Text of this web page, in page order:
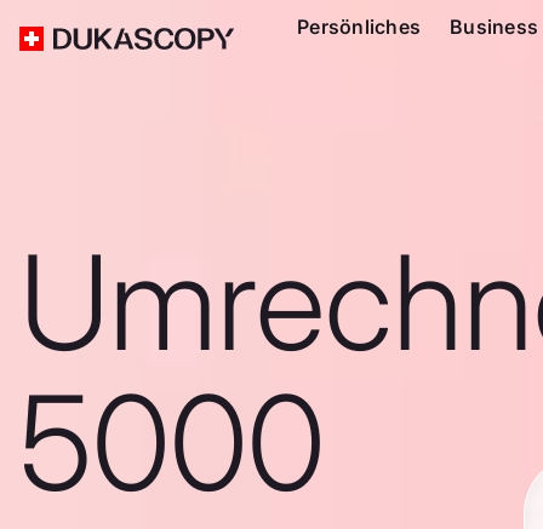
Persönliches Business
5000